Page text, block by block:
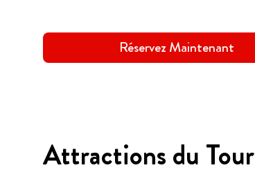
Réservez Maintenant
Attractions du Tour